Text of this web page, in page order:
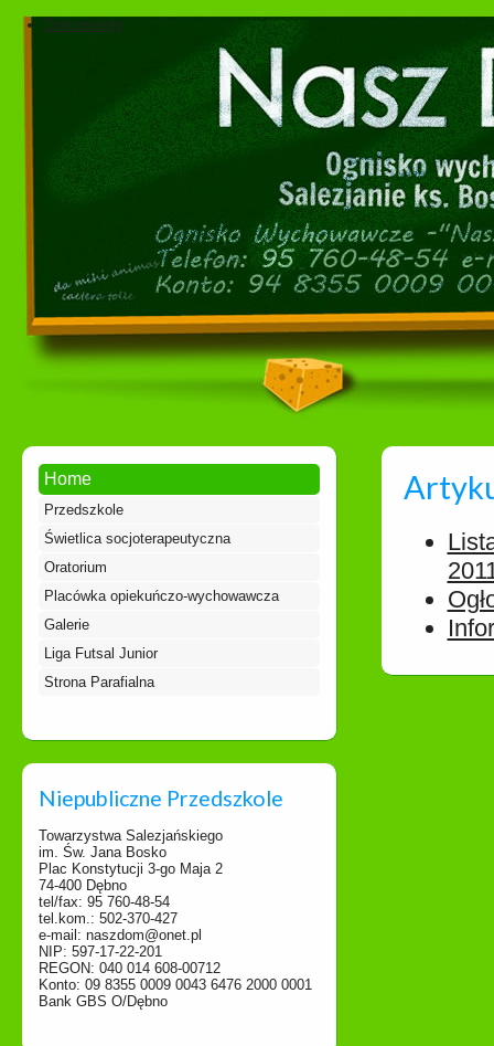
Dokumenty
Home
Przedszkole
Świetlica socjoterapeutyczna
Oratorium
Placówka opiekuńczo-wychowawcza
Galerie
Liga Futsal Junior
Strona Parafialna
Niepubliczne Przedszkole
Towarzystwa Salezjańskiego
im. Św. Jana Bosko
Plac Konstytucji 3-go Maja 2
74-400 Dębno
tel/fax: 95 760-48-54
tel.kom.: 502-370-427
e-mail: naszdom@onet.pl
NIP: 597-17-22-201
REGON: 040 014 608-00712
Konto: 09 8355 0009 0043 6476 2000 0001
Bank GBS O/Dębno